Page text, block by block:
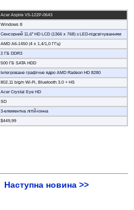
Acer Aspire V5-122P-0643
Windows 8
Сенсорний 11,6” HD LCD (1366 x 768) з LED-підсвічуванням
AMD A6-1450 (4 x 1,4/1,0 ГГц)
2 ГБ DDR3
500 ГБ SATA HDD
Інтегроване графічне ядро AMD Radeon HD 8280
802.11 b/g/n Wi-Fi, Bluetooth 3.0 + HS
Acer Crystal Eye HD
SD
3-елементна літій-іонна
$449,99
Наступна новина >>